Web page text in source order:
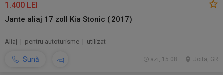
1.400 LEI
Jante aliaj 17 zoll Kia Stonic ( 2017)
Aliaj | pentru autoturisme | utilizat
Sună Joita, GR
azi, 15:08